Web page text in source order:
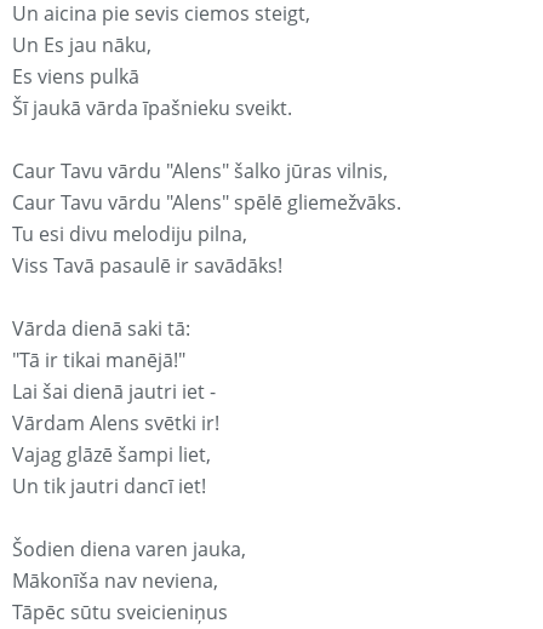
Un aicina pie sevis ciemos steigt,
Un Es jau nāku,
Es viens pulkā
Šī jaukā vārda īpašnieku sveikt.
Caur Tavu vārdu "Alens" šalko jūras vilnis,
Caur Tavu vārdu "Alens" spēlē gliemežvāks.
Tu esi divu melodiju pilna,
Viss Tavā pasaulē ir savādāks!
Vārda dienā saki tā:
"Tā ir tikai manējā!"
Lai šai dienā jautri iet -
Vārdam Alens svētki ir!
Vajag glāzē šampi liet,
Un tik jautri dancī iet!
Šodien diena varen jauka,
Mākonīša nav neviena,
Tāpēc sūtu sveicieniņus